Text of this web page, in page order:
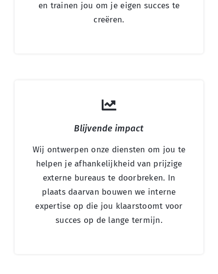
en trainen jou om je eigen succes te
creëren.
Blijvende impact
Wij ontwerpen onze diensten om jou te
helpen je afhankelijkheid van prijzige
externe bureaus te doorbreken. In
plaats daarvan bouwen we interne
expertise op die jou klaarstoomt voor
succes op de lange termijn.